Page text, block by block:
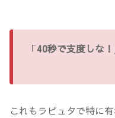
「40秒で支度しな！
これもラピュタで特に有